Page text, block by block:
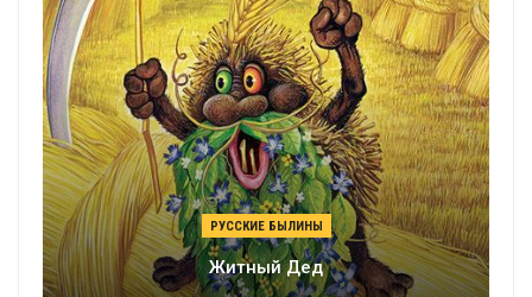
РУССКИЕ БЫЛИНЫ
Житный Дед